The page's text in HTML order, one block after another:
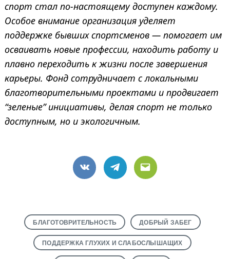
спорт стал по-настоящему доступен каждому.
Особое внимание организация уделяет
поддержке бывших спортсменов — помогает им
осваивать новые профессии, находить работу и
плавно переходить к жизни после завершения
карьеры. Фонд сотрудничает с локальными
благотворительными проектами и продвигает
“зеленые” инициативы, делая спорт не только
доступным, но и экологичным.
VK Telegram
Email
БЛАГОТОВРИТЕЛЬНОСТЬ ДОБРЫЙ ЗАБЕГ
ПОДДЕРЖКА ГЛУХИХ И СЛАБОСЛЫШАЩИХ